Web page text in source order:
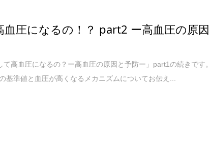
血圧になるの！？ part2 ー高血圧の原因
て高血圧になるの？ー高血圧の原因と予防ー」part1の続きです。
基準値と血圧が高くなるメカニズムについてお伝え...